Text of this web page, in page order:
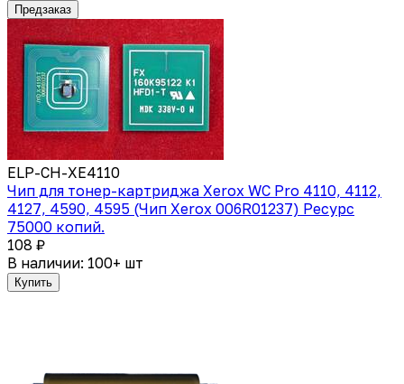
Предзаказ
ELP-CH-XE4110
Чип для тонер-картриджа Xerox WC Pro 4110, 4112,
4127, 4590, 4595 (Чип Xerox 006R01237) Ресурс
75000 копий.
108 ₽
В наличии: 100+ шт
Купить